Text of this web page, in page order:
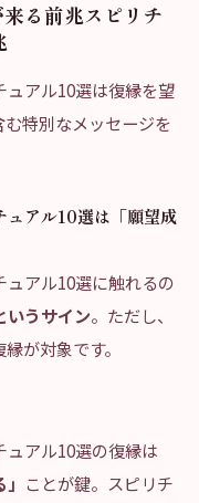
る前兆スピリチ
アル10選は復縁を望
特別なメッセージを
ュアル10選は「願望成
アル10選に触れるの
いうサイン。ただし、
が対象です。
アル10選の復縁は
ことが鍵。スピリチ